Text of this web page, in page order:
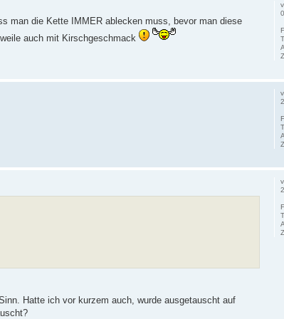
man die Kette IMMER ablecken muss, bevor man diese
auch mit Kirschgeschmack
Hatte ich vor kurzem auch, wurde ausgetauscht auf